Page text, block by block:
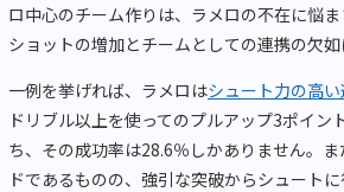
ロ中心のチーム作りは、ラメロの不在に悩
ショットの増加とチームとしての連携の欠如
一例を挙げれば、ラメロはシュート力の高
ドリブル以上を使ってのプルアップ3ポイン
ち、その成功率は28.6％しかありません。
ドであるものの、強引な突破からシュート